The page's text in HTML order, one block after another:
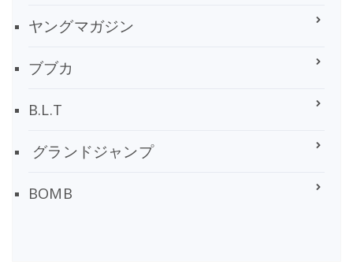
ヤングマガジン
ブブカ
B.L.T
グランドジャンプ
BOMB